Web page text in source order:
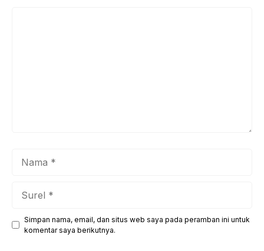
Situs
web
Simpan nama, email, dan situs web saya pada peramban ini untuk
komentar saya berikutnya.